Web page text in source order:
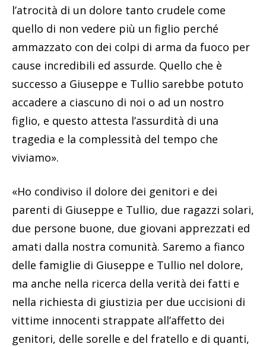
l’atrocità di un dolore tanto crudele come
quello di non vedere più un figlio perché
ammazzato con dei colpi di arma da fuoco per
cause incredibili ed assurde. Quello che è
successo a Giuseppe e Tullio sarebbe potuto
accadere a ciascuno di noi o ad un nostro
figlio, e questo attesta l’assurdità di una
tragedia e la complessità del tempo che
viviamo».
«Ho condiviso il dolore dei genitori e dei
parenti di Giuseppe e Tullio, due ragazzi solari,
due persone buone, due giovani apprezzati ed
amati dalla nostra comunità. Saremo a fianco
delle famiglie di Giuseppe e Tullio nel dolore,
ma anche nella ricerca della verità dei fatti e
nella richiesta di giustizia per due uccisioni di
vittime innocenti strappate all’affetto dei
genitori, delle sorelle e del fratello e di quanti,